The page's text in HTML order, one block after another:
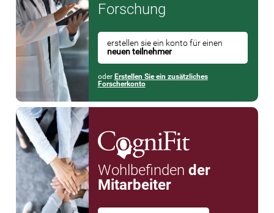
Forschung
erstellen sie ein konto für einen
neuen teilnehmer
oder Erstellen Sie ein zusätzliches
Forscherkonto
Wohlbefinden der
Mitarbeiter